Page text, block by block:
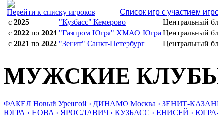
Перейти к списку игроков
Список игр с участием
с 2025 "Кузбасс" Кемерово
Центральный
с 2022 по 2024 "Газпром-Югра" ХМАО-Югра Центральный
с 2021 по 2022 "Зенит" Санкт-Петербург Центральный
МУЖСКИЕ
ФАКЕЛ Новый Уренгой › ДИНАМО Москва › ЗЕНИТ-
ЮГРА › НОВА › ЯРОСЛАВИЧ › КУЗБАСС › ЕНИСЕЙ ›